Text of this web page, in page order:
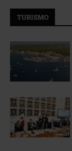
TURISMO